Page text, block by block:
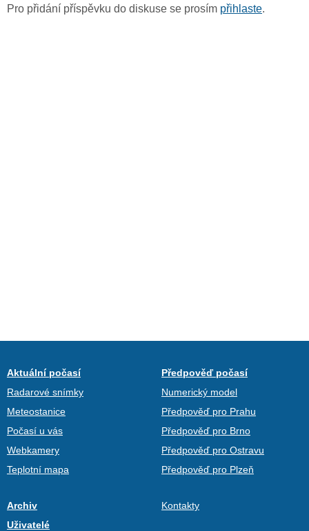
Pro přidání příspěvku do diskuse se prosím přihlaste.
Aktuální počasí
Radarové snímky
Meteostanice
Počasí u vás
Webkamery
Teplotní mapa
Předpověď počasí
Numerický model
Předpověď pro Prahu
Předpověď pro Brno
Předpověď pro Ostravu
Předpověď pro Plzeň
Archiv
Uživatelé
Kontakty